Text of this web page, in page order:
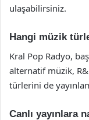
ulaşabilirsiniz.
Hangi müzik
Kral Pop Radyo,
alternatif müzik,
türlerini de
Canlı yayınlara